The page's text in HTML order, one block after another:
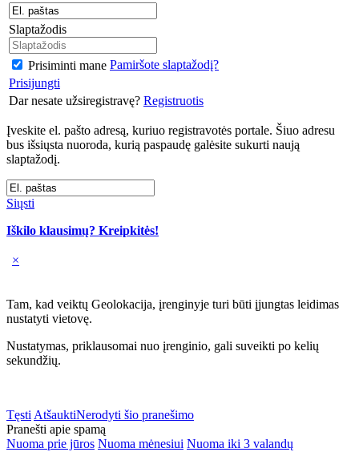
Slaptažodis
Prisiminti mane Pamiršote slaptažodį?
Prisijungti
Dar nesate užsiregistravę? Registruotis
Įveskite el. pašto adresą, kuriuo registravotės portale. Šiuo adresu
bus išsiųsta nuoroda, kurią paspaudę galėsite sukurti naują
slaptažodį.
Siųsti
Iškilo klausimų? Kreipkitės!
×
Tam, kad veiktų Geolokacija, įrenginyje turi būti įjungtas leidimas
nustatyti vietovę.
Nustatymas, priklausomai nuo įrenginio, gali suveikti po kelių
sekundžių.
Tęsti AtšauktiNerodyti šio pranešimo
Pranešti apie spamą
Nuoma prie jūros Nuoma mėnesiui Nuoma iki 3 valandų